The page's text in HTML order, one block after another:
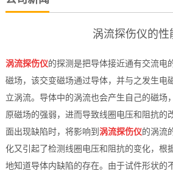
伴
中
心
术
文
档
服
务
与
支
系
德
涡流探伤仪的性
涡流探伤仪的探测是把导体接近通有交流电
磁场，该交变磁场通过导体，并与之发生电
立涡流。导体中的涡流也会产生自己的磁场
原磁场的强弱，进而导致线圈电压和阻抗的
面出现缺陷时，将影响到 涡流探伤仪的涡流
化又引起了检测线圈电压和阻抗的变化，根
地知道导体内缺陷的存在。由于试件形状的